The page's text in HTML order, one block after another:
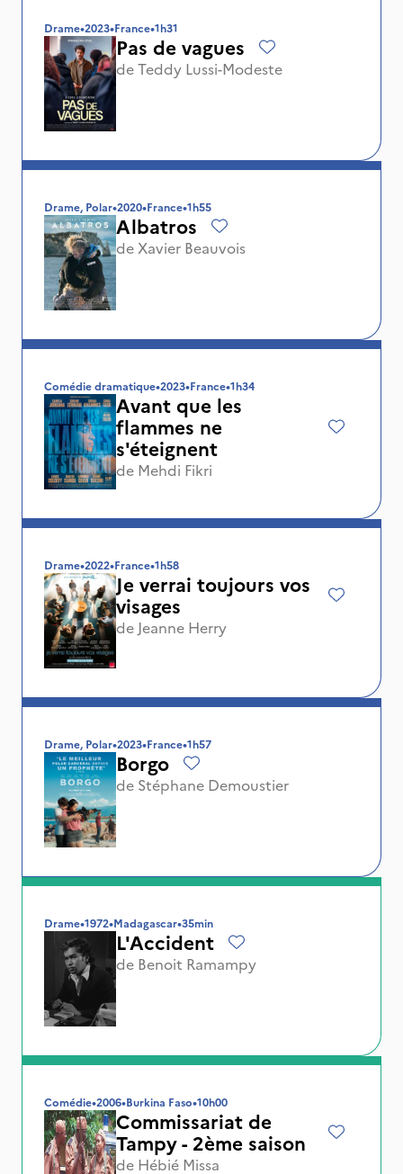
Drame•2023•France•1h31
Pas de vagues
deTeddy Lussi-Modeste
Drame, Polar•2020•France•1h55
Albatros
de Xavier Beauvois
Comédie dramatique•2023•France•1h34
Avant que les
flammes ne
s'éteignent
de Mehdi Fikri
Drame•2022•France•1h58
Je verrai toujours vos
visages
de Jeanne Herry
Drame, Polar•2023•France•1h57
Borgo
de Stéphane Demoustier
Drame•1972•Madagascar•35min
L'Accident
de Benoit Ramampy
Comédie•2006•Burkina Faso•10h00
Commissariat de
Tampy - 2ème saison
de Hébié Missa